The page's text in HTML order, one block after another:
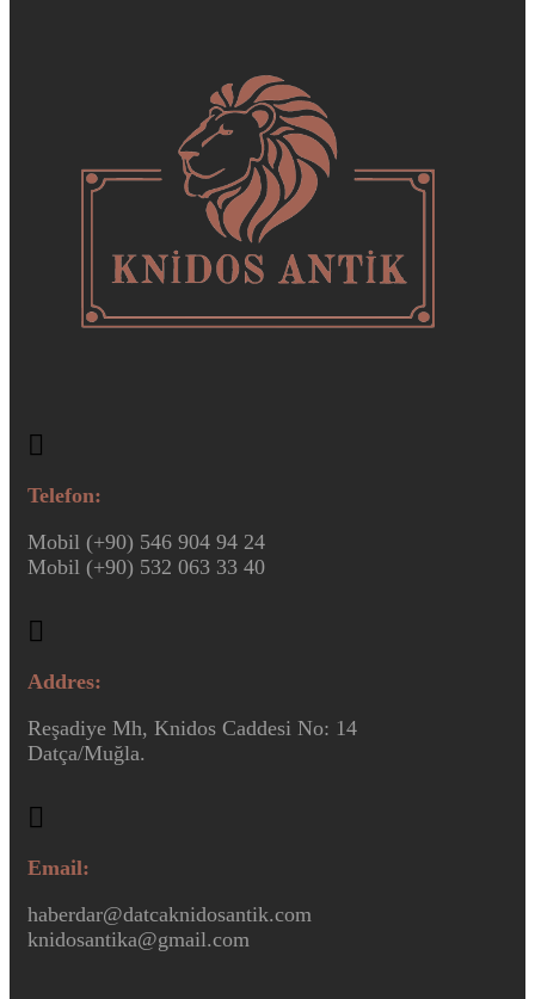
Telefon:
Mobil (+90) 546 904 94 24
Mobil (+90) 532 063 33 40
Addres:
Reşadiye Mh, Knidos Caddesi No: 14
Datça/Muğla.
Email:
haberdar@datcaknidosantik.com
knidosantika@gmail.com